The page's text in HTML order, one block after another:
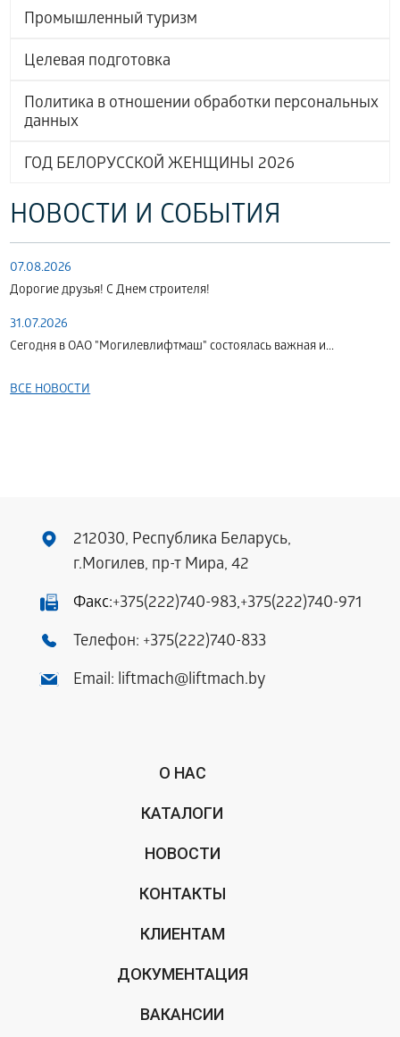
Промышленный туризм
Целевая подготовка
Политика в отношении обработки персональных
данных
ГОД БЕЛОРУССКОЙ ЖЕНЩИНЫ 2026
НОВОСТИ И СОБЫТИЯ
07.08.2026
Дорогие друзья! С Днем строителя!
31.07.2026
Сегодня в ОАО "Могилевлифтмаш" состоялась важная и...
ВСЕ НОВОСТИ
212030, Республика Беларусь,
г.Могилев, пр-т Мира, 42
Факс:+375(222)740-983,+375(222)740-971
Телефон: +375(222)740-833
Email: liftmach@liftmach.by
О НАС
КАТАЛОГИ
НОВОСТИ
КОНТАКТЫ
КЛИЕНТАМ
ДОКУМЕНТАЦИЯ
ВАКАНСИИ